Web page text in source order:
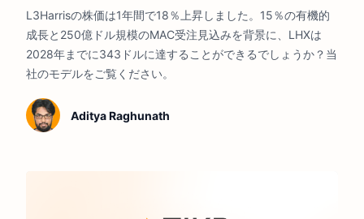
L3Harrisの株価は1年間で18％上昇しました。15％の有機的
成長と250億ドル規模のMAC受注見込みを背景に、LHXは
2028年までに343ドルに達することができるでしょうか？当
社のモデルをご覧ください。
Aditya Raghunath